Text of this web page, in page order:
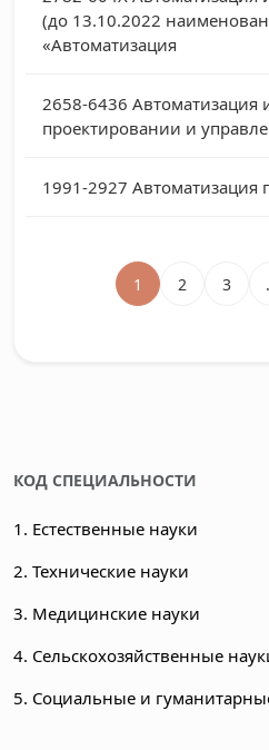
(до 13.10.2022
«Автоматизация
2658-6436 Автоматизация
проектировании и
1991-2927 Автоматизация
1 2 3
КОД СПЕЦИАЛЬНОСТИ
1. Естественные науки
2. Технические науки
3. Медицинские науки
4. Сельскохозяйственные
5. Социальные и